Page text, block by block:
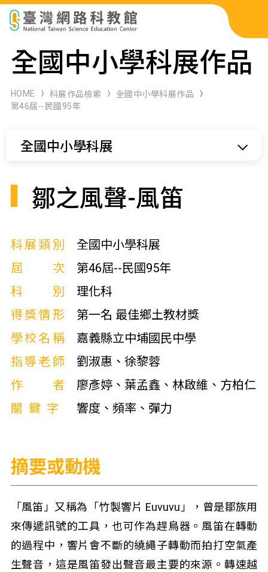
科展作品檢索
科學研習月刊
全國中小學科展作品
HOME 科展作品檢索
全國中小學科展作品
第46屆--民國95年
全國中小學科展
鄒之風聲-風笛
科展類別
全國中小學科展
屆次
第46屆--民國95年
科別
理化科
得獎情形
第一名 最佳鄉土教材獎
學校名稱
嘉義縣立中埔國民中學
指導老師
劉淑惠、徐黎蓉
作者
廖彥婷、葉孟鑫、林啟維、方柏仁
關鍵字
響度、頻率、彈力
摘要或動機
「風笛」又稱為「竹製響片 Euvuvu」，曾是鄒族用
來傳遞訊號的工具，也可作為趕鳥器。風笛在轉動
的過程中，響片會不斷的繞繩子轉動而拍打空氣產
生聲音，這是風笛發出聲音最主要的來源。轉速越